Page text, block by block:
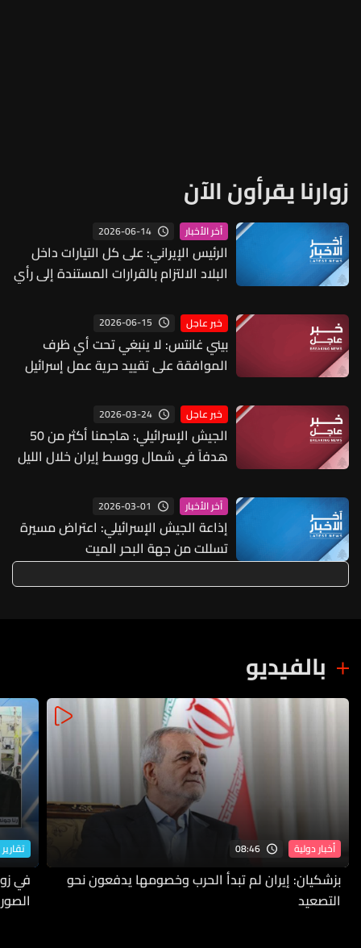
زوارنا يقرأون الآن
آخر الأخبار 2026-06-14
الرئيس الإيراني: على كل التيارات داخل
البلاد الالتزام بالقرارات المستندة إلى رأي
خبر عاجل 2026-06-15
بيني غانتس: لا ينبغي تحت أي ظرف
الموافقة على تقييد حرية عمل إسرائيل
يعرّض سكان الشمال للخطر
خبر عاجل 2026-03-24
الجيش الإسرائيلي: هاجمنا أكثر من 50
هدفاً في شمال ووسط إيران خلال الليل
آخر الأخبار 2026-03-01
إذاعة الجيش الإسرائيلي: اعتراض مسيرة
تسللت من جهة البحر الميت
بالفيديو
أخبار دولية 08:46
بزشكيان: إيران لم تبدأ الحرب وخصومها يدفعون نحو
التصعيد
في